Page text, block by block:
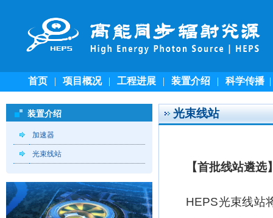
首页 | 项目概况 | 工程进展 | 装置介绍 | 科学传播
装置介绍
加速器
光束线站
光束线站
【首批线站遴选
HEPS光束线站